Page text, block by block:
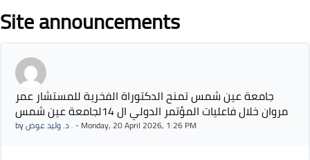
Blocks
Site announcements
جامعة عين شمس تمنح الدكتوراة الفخرية للمستشار عمر
مروان خلال فاعليات المؤتمر الدولي ال 14لجامعة عين شمس
by د. وليد عوض .-Monday, 20 April 2026, 1:26 PM